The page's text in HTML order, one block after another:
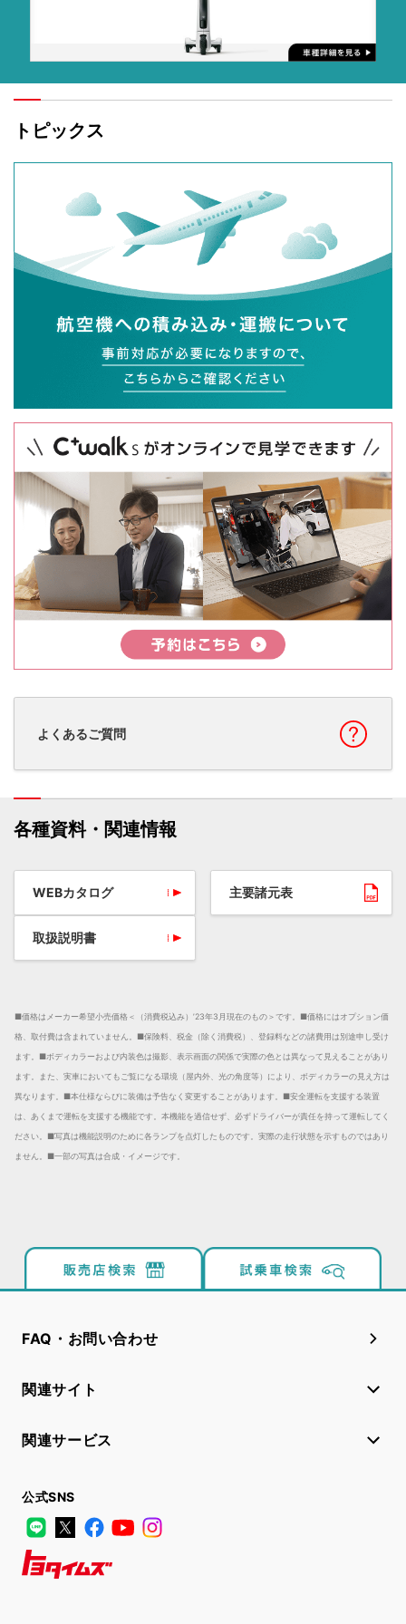
トピックス
よくあるご質問
各種資料・関連情報
WEBカタログ 主要諸元表
取扱説明書
■価格はメーカー希望小売価格＜（消費税込み）’23年3月現在のもの＞です。 ■価格にはオプション価
格、取付費は含まれていません。 ■保険料、税金（除く消費税）、登録料などの諸費用は別途申し受け
ます。 ■ボディカラーおよび内装色は撮影、表示画面の関係で実際の色とは異なって見えることがあり
ます。また、実車においてもご覧になる環境（屋内外、光の角度等）により、ボディカラーの見え方は
異なります。 ■本仕様ならびに装備は予告なく変更することがあります。 ■安全運転を支援する装置
は、あくまで運転を支援する機能です。本機能を過信せず、必ずドライバーが責任を持って運転してく
ださい。 ■写真は機能説明のために各ランプを点灯したものです。実際の走行状態を示すものではあり
ません。 ■一部の写真は合成・イメージです。
FAQ・お問い合わせ
関連サイト
関連サービス
公式SNS
LINE
X FacebookYouTube